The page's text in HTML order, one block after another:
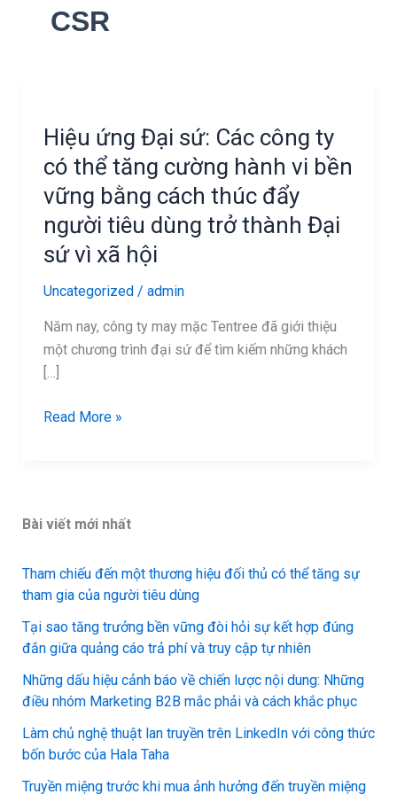
CSR
Hiệu ứng Đại sứ: Các công ty
có thể tăng cường hành vi bền
vững bằng cách thúc đẩy
người tiêu dùng trở thành Đại
sứ vì xã hội
Uncategorized/ admin
Năm nay, công ty may mặc Tentree đã giới thiệu
một chương trình đại sứ để tìm kiếm những khách
Đại
sứ:
công
ty
có
tăng
cường
hành
vi
vững
người
dùng
trở
thành
Đại
vì
xã
hội
Read More »
Bài viết mới nhất
Tham chiếu đến một thương hiệu đối thủ có thể tăng sự
tham gia của người tiêu dùng
Tại sao tăng trưởng bền vững đòi hỏi sự kết hợp đúng
đắn giữa quảng cáo trả phí và truy cập tự nhiên
Những dấu hiệu cảnh báo về chiến lược nội dung: Những
điều nhóm Marketing B2B mắc phải và cách khắc phục
Làm chủ nghệ thuật lan truyền trên LinkedIn với công thức
bốn bước của Hala Taha
Truyền miệng trước khi mua ảnh hưởng đến truyền miệng